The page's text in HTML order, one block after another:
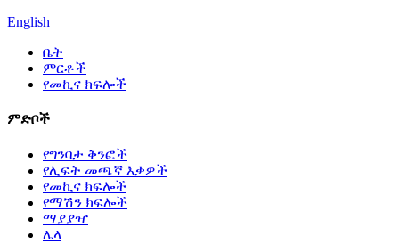
English
ቤት
ምርቶች
የመኪና ክፍሎች
ምድቦች
የግንባታ ቅንፎች
የሊፍት መጫኛ እቃዎች
የመኪና ክፍሎች
የማሽን ክፍሎች
ማያያዣ
ሌላ